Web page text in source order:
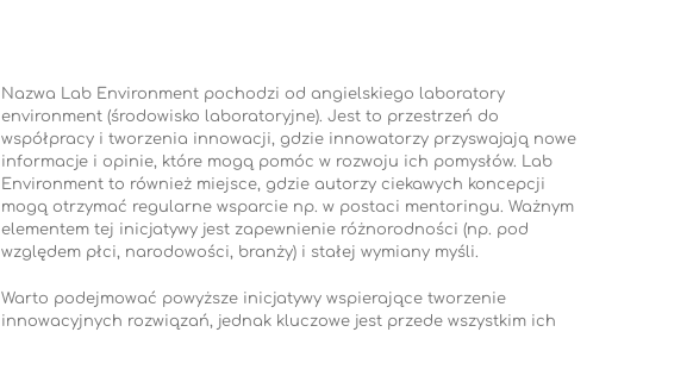
Nazwa Lab Environment pochodzi od angielskiego laboratory
environment (środowisko laboratoryjne). Jest to przestrzeń do
współpracy i tworzenia innowacji, gdzie innowatorzy przyswajają nowe
informacje i opinie, które mogą pomóc w rozwoju ich pomysłów. Lab
Environment to również miejsce, gdzie autorzy ciekawych koncepcji
mogą otrzymać regularne wsparcie np. w postaci mentoringu. Ważnym
elementem tej inicjatywy jest zapewnienie różnorodności (np. pod
względem płci, narodowości, branży) i stałej wymiany myśli.
Warto podejmować powyższe inicjatywy wspierające tworzenie
innowacyjnych rozwiązań, jednak kluczowe jest przede wszystkim ich